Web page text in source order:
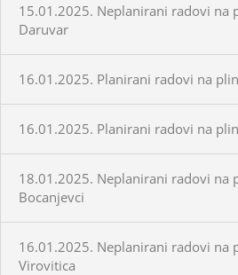
15.01.2025. Neplanirani radovi na
Daruvar
16.01.2025. Planirani radovi na
16.01.2025. Planirani radovi na
18.01.2025. Neplanirani radovi na
Bocanjevci
16.01.2025. Neplanirani radovi na
Virovitica